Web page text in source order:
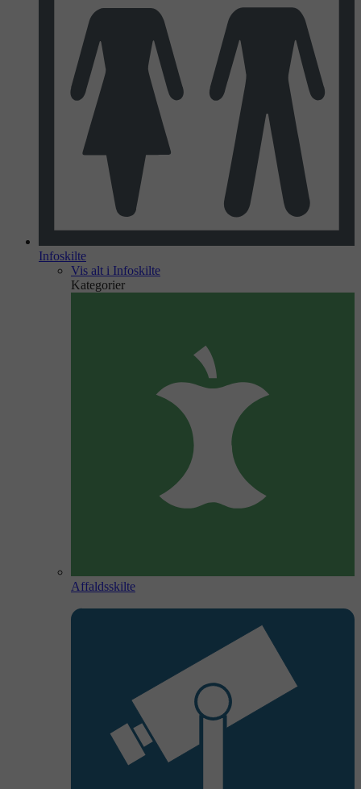
Infoskilte
Vis alt i Infoskilte
Kategorier
Affaldsskilte